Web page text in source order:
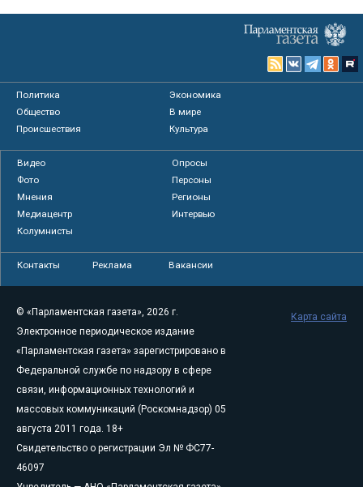
Политика
Экономика
Общество
В мире
Происшествия
Культура
Видео
Опросы
Фото
Персоны
Мнения
Регионы
Медиацентр
Интервью
Колумнисты
Контакты Реклама Вакансии
© «Парламентская газета», 2026 г.
Электронное периодическое издание
«Парламентская газета» зарегистрировано в
Федеральной службе по надзору в сфере
связи, информационных технологий и
массовых коммуникаций (Роскомнадзор) 05
августа 2011 года. 18+
Свидетельство о регистрации Эл № ФС77-
46097
Карта сайта